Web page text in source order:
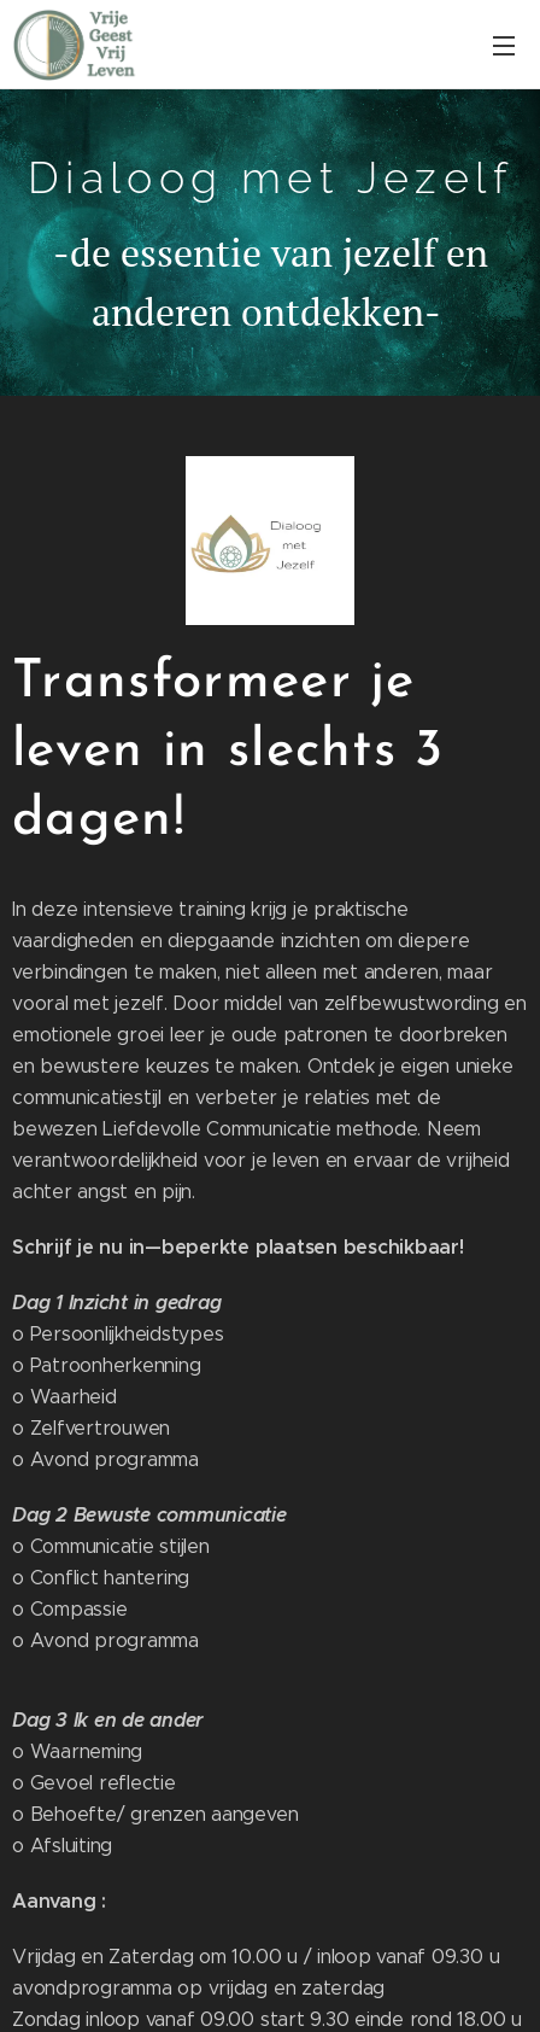
Dialoog met Jezelf
-de essentie van jezelf en
anderen ontdekken-
Transformeer je
leven in slechts 3
dagen!
In deze intensieve training krijg je praktische
vaardigheden en diepgaande inzichten om diepere
verbindingen te maken, niet alleen met anderen, maar
vooral met jezelf. Door middel van zelfbewustwording en
emotionele groei leer je oude patronen te doorbreken
en bewustere keuzes te maken. Ontdek je eigen unieke
communicatiestijl en verbeter je relaties met de
bewezen Liefdevolle Communicatie methode. Neem
verantwoordelijkheid voor je leven en ervaar de vrijheid
achter angst en pijn.
Schrijf je nu in—beperkte plaatsen beschikbaar!
Dag 1Inzicht in gedrag
o Persoonlijkheidstypes
o Patroonherkenning
o Waarheid
o Zelfvertrouwen
o Avond programma
Dag 2 Bewuste communicatie
o Communicatie stijlen
o Conflict hantering
o Compassie
o Avond programma
Dag 3 Ik en de ander
o Waarneming
o Gevoel reflectie
o Behoefte/ grenzen aangeven
o Afsluiting
Aanvang :
Vrijdag en Zaterdag om 10.00 u / inloop vanaf 09.30 u
avondprogramma op vrijdag en zaterdag
Zondag inloop vanaf 09.00 start 9.30 einde rond 18.00 u